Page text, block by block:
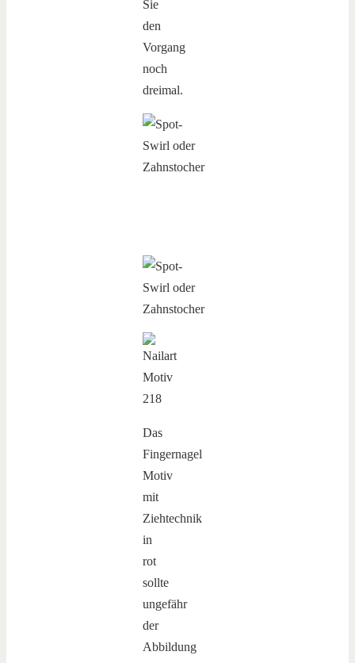
Sie
den
Vorgang
noch
dreimal.
Das
Fingernagel
Motiv
mit
Ziehtechnik
in
rot
sollte
ungefähr
der
Abbildung